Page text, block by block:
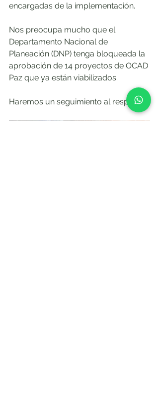
encargadas de la implementación.
Nos preocupa mucho que el
Departamento Nacional de
Planeación (DNP) tenga bloqueada la
aprobación de 14 proyectos de OCAD
Paz que ya están viabilizados.
Haremos un seguimiento al respecto.